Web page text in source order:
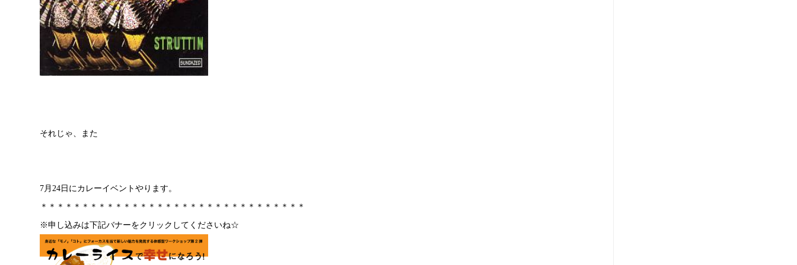
それじゃ、また
7月24日にカレーイベントやります。
＊＊＊＊＊＊＊＊＊＊＊＊＊＊＊＊＊＊＊＊＊＊＊＊＊＊＊＊＊＊＊＊
※申し込みは下記バナーをクリックしてくださいね☆